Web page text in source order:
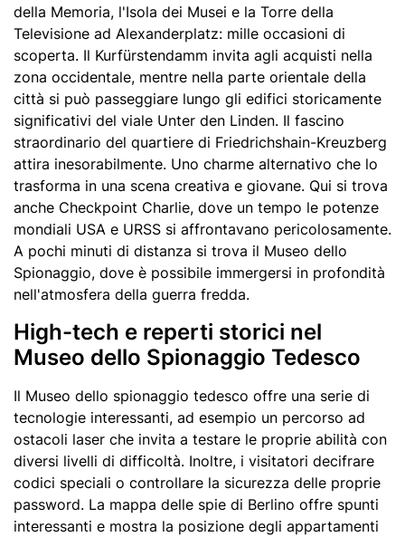
della Memoria, l'Isola dei Musei e la Torre della
Televisione ad Alexanderplatz: mille occasioni di
scoperta. Il Kurfürstendamm invita agli acquisti nella
zona occidentale, mentre nella parte orientale della
città si può passeggiare lungo gli edifici storicamente
significativi del viale Unter den Linden. Il fascino
straordinario del quartiere di Friedrichshain-Kreuzberg
attira inesorabilmente. Uno charme alternativo che lo
trasforma in una scena creativa e giovane. Qui si trova
anche Checkpoint Charlie, dove un tempo le potenze
mondiali USA e URSS si affrontavano pericolosamente.
A pochi minuti di distanza si trova il Museo dello
Spionaggio, dove è possibile immergersi in profondità
nell'atmosfera della guerra fredda.
High-tech e reperti storici nel
Museo dello Spionaggio Tedesco
Il Museo dello spionaggio tedesco offre una serie di
tecnologie interessanti, ad esempio un percorso ad
ostacoli laser che invita a testare le proprie abilità con
diversi livelli di difficoltà. Inoltre, i visitatori decifrare
codici speciali o controllare la sicurezza delle proprie
password. La mappa delle spie di Berlino offre spunti
interessanti e mostra la posizione degli appartamenti